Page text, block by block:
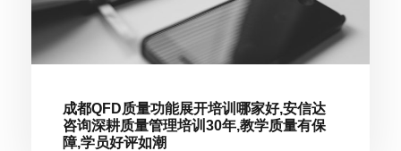
成都QFD质量功能展开培训哪家好,安信达
咨询深耕质量管理培训30年,教学质量有保
障,学员好评如潮